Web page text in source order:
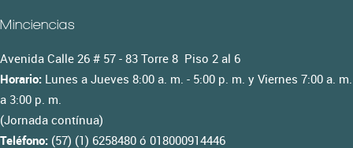
Minciencias
Avenida Calle 26 # 57 - 83 Torre 8 Piso 2 al 6
Horario: Lunes a Jueves 8:00 a. m. - 5:00 p. m. y Viernes 7:00 a. m.
a 3:00 p. m.
(Jornada contínua)
Teléfono: (57) (1) 6258480 ó 018000914446